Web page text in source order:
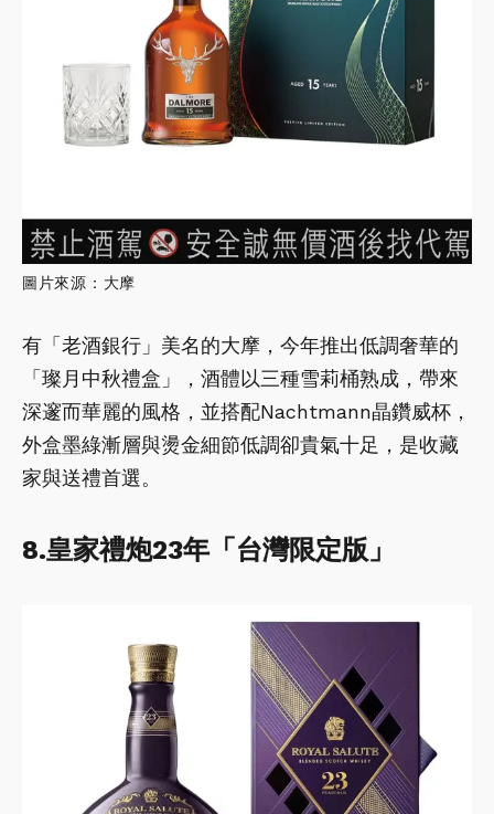
圖片來源：大摩
有「老酒銀行」美名的大摩，今年推出低調奢華的
「璨月中秋禮盒」，酒體以三種雪莉桶熟成，帶來
深邃而華麗的風格，並搭配Nachtmann晶鑽威杯，
外盒墨綠漸層與燙金細節低調卻貴氣十足，是收藏
家與送禮首選。
8.皇家禮炮23年「台灣限定版」